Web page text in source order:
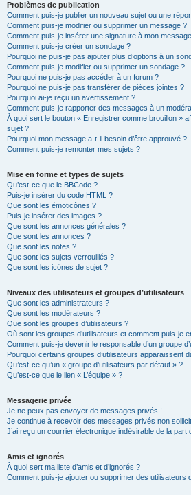
Problèmes de publication
Comment puis-je publier un nouveau sujet ou une
Comment puis-je modifier ou supprimer un message ?
Comment puis-je insérer une signature à mon
Comment puis-je créer un sondage ?
Pourquoi ne puis-je pas ajouter plus d’options à un
Comment puis-je modifier ou supprimer un sondage ?
Pourquoi ne puis-je pas accéder à un forum ?
Pourquoi ne puis-je pas transférer de pièces jointes ?
Pourquoi ai-je reçu un avertissement ?
Comment puis-je rapporter des messages à un
À quoi sert le bouton « Enregistrer comme brouillon »
sujet ?
Pourquoi mon message a-t-il besoin d’être approuvé ?
Comment puis-je remonter mes sujets ?
Mise en forme et types de sujets
Qu’est-ce que le BBCode ?
Puis-je insérer du code HTML ?
Que sont les émoticônes ?
Puis-je insérer des images ?
Que sont les annonces générales ?
Que sont les annonces ?
Que sont les notes ?
Que sont les sujets verrouillés ?
Que sont les icônes de sujet ?
Niveaux des utilisateurs et groupes d’utilisateurs
Que sont les administrateurs ?
Que sont les modérateurs ?
Que sont les groupes d’utilisateurs ?
Où sont les groupes d’utilisateurs et comment puis-je
Comment puis-je devenir le responsable d’un groupe
Pourquoi certains groupes d’utilisateurs apparaissent
Qu’est-ce qu’un « groupe d’utilisateurs par défaut » ?
Qu’est-ce que le lien « L’équipe » ?
Messagerie privée
Je ne peux pas envoyer de messages privés !
Je continue à recevoir des messages privés non
J’ai reçu un courrier électronique indésirable de la part
Amis et ignorés
À quoi sert ma liste d’amis et d’ignorés ?
Comment puis-je ajouter ou supprimer des utilisateurs